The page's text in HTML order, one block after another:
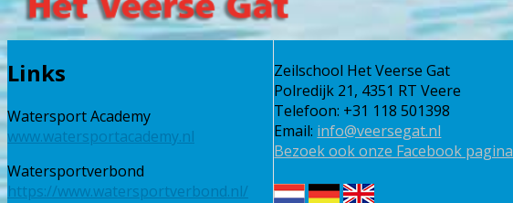
Links
Watersport Academy
www.watersportacademy.nl
Watersportverbond
https://www.watersportverbond.nl/
Zeilschool Het Veerse Gat
Polredijk 21, 4351 RT Veere
Telefoon: +31 118 501398
Email: info@veersegat.nl
Bezoek ook onze Facebook pagina